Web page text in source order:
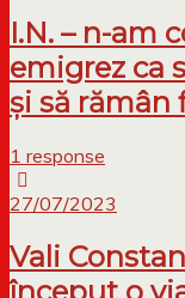
I.N. – n-am
emigrez ca
și să rămân
1 response
27/07/2023
Vali